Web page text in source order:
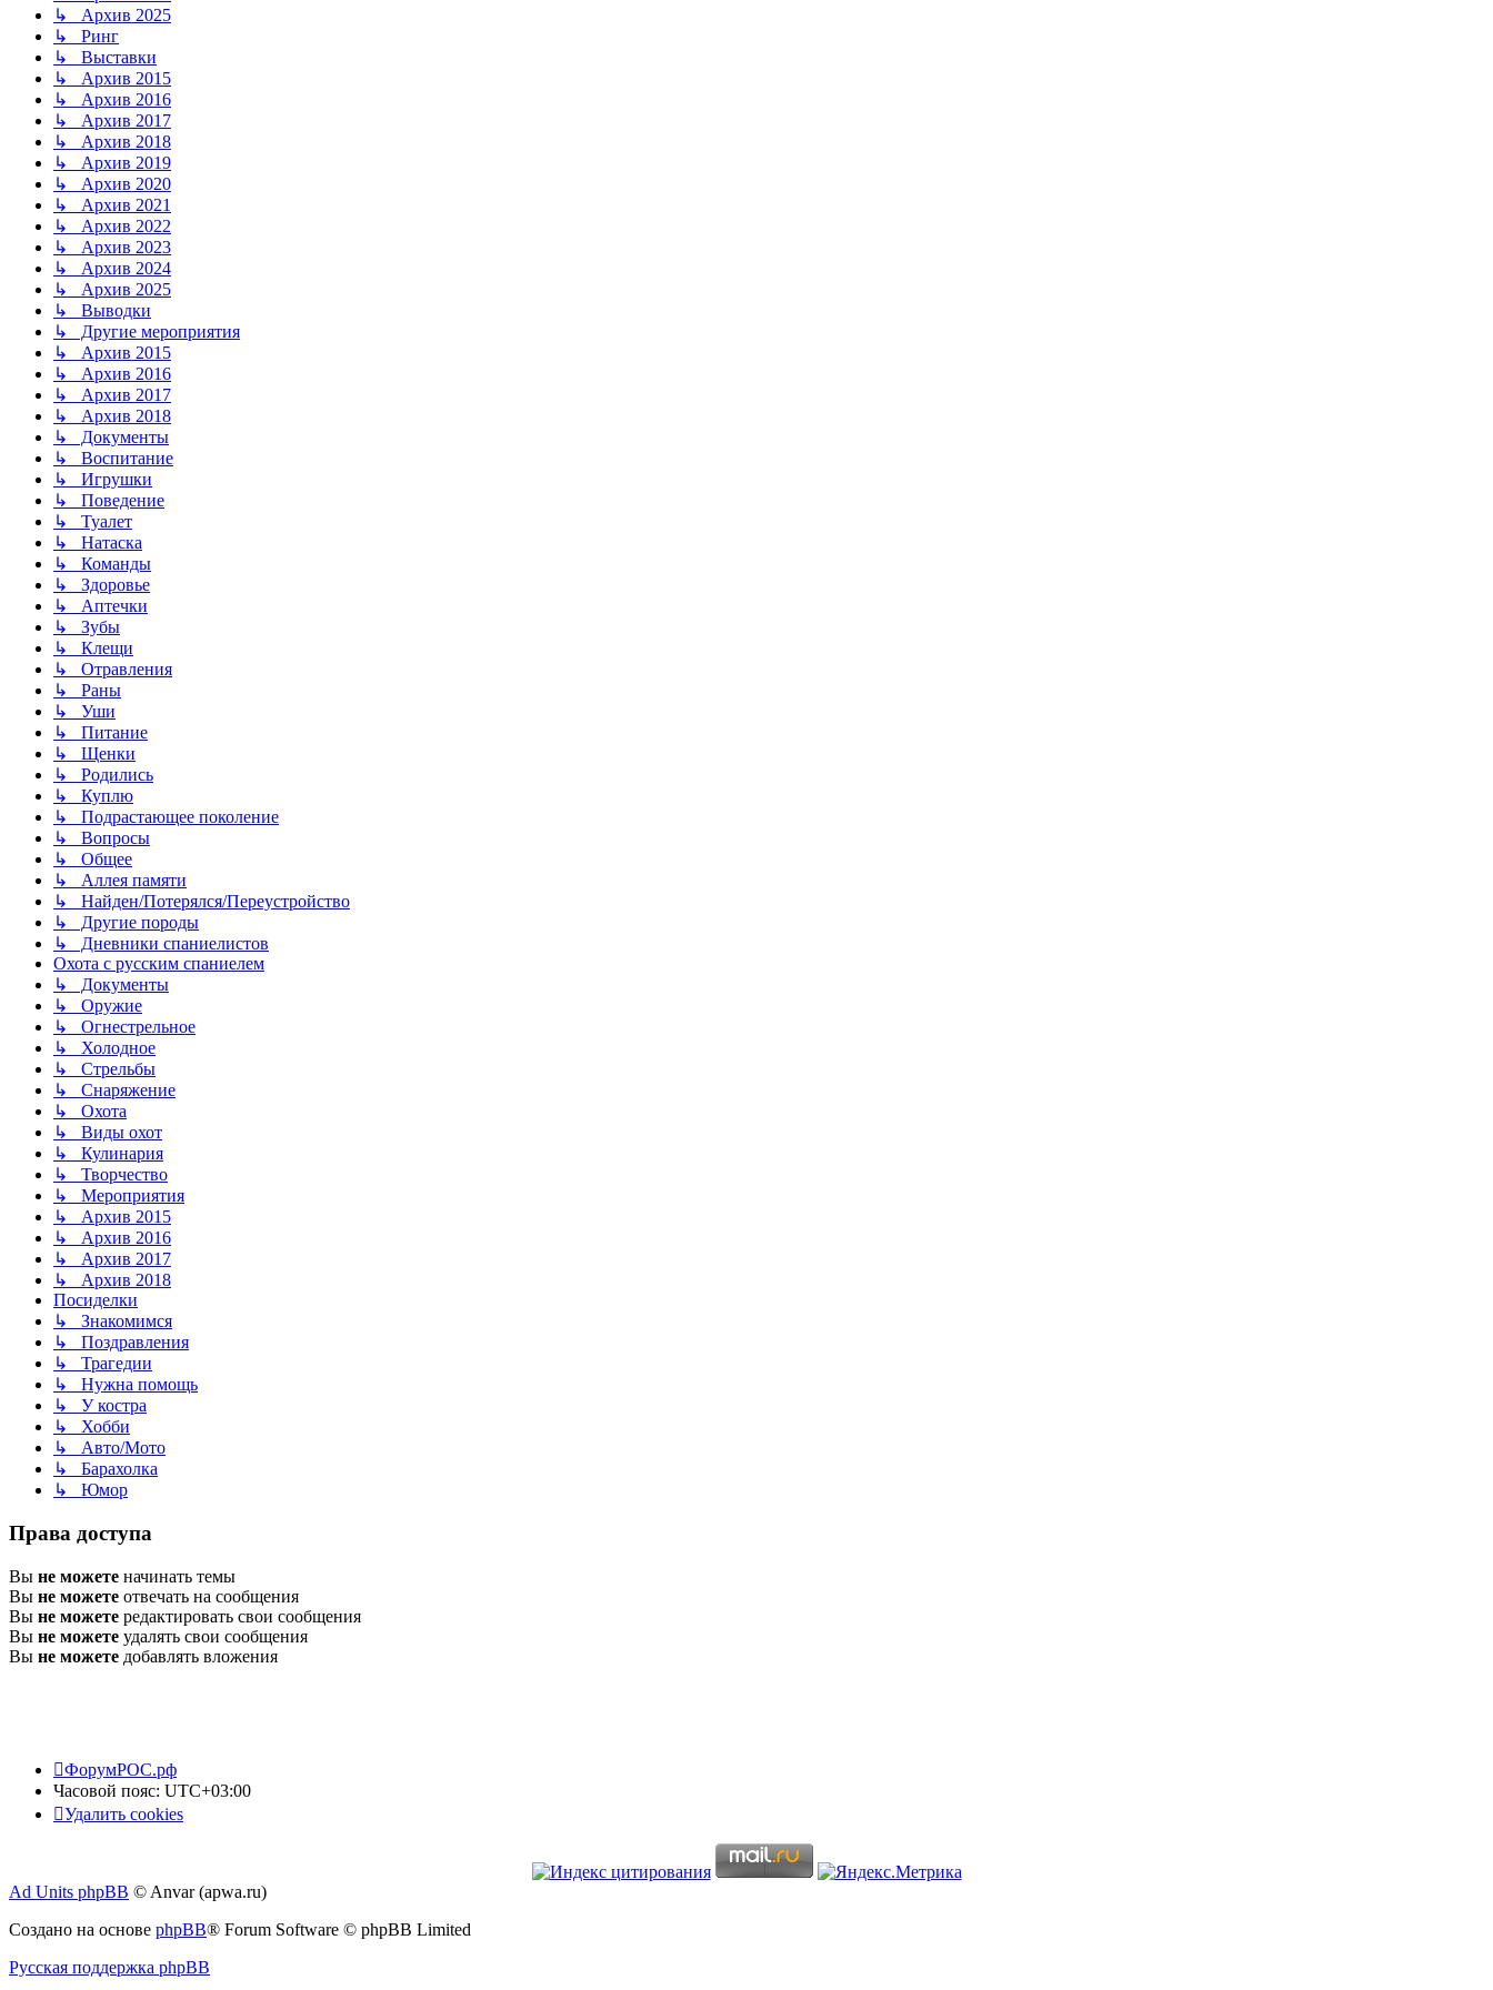
↳ Архив 2025
↳ Ринг
↳ Выставки
↳ Архив 2015
↳ Архив 2016
↳ Архив 2017
↳ Архив 2018
↳ Архив 2019
↳ Архив 2020
↳ Архив 2021
↳ Архив 2022
↳ Архив 2023
↳ Архив 2024
↳ Архив 2025
↳ Выводки
↳ Другие мероприятия
↳ Архив 2015
↳ Архив 2016
↳ Архив 2017
↳ Архив 2018
↳ Документы
↳ Воспитание
↳ Игрушки
↳ Поведение
↳ Туалет
↳ Натаска
↳ Команды
↳ Здоровье
↳ Аптечки
↳ Зубы
↳ Клещи
↳ Отравления
↳ Раны
↳ Уши
↳ Питание
↳ Щенки
↳ Родились
↳ Куплю
↳ Подрастающее поколение
↳ Вопросы
↳ Общее
↳ Аллея памяти
↳ Найден/Потерялся/Переустройство
↳ Другие породы
↳ Дневники спаниелистов
Охота с русским спаниелем
↳ Документы
↳ Оружие
↳ Огнестрельное
↳ Холодное
↳ Стрельбы
↳ Снаряжение
↳ Охота
↳ Виды охот
↳ Кулинария
↳ Творчество
↳ Мероприятия
↳ Архив 2015
↳ Архив 2016
↳ Архив 2017
↳ Архив 2018
Посиделки
↳ Знакомимся
↳ Поздравления
↳ Трагедии
↳ Нужна помощь
↳ У костра
↳ Хобби
↳ Авто/Мото
↳ Барахолка
↳ Юмор
Права доступа
Вы не можете начинать темы
Вы не можете отвечать на сообщения
Вы не можете редактировать свои сообщения
Вы не можете удалять свои сообщения
Вы не можете добавлять вложения
ФорумРОС.рф
Часовой пояс: UTC+03:00
Удалить cookies
Ad Units phpBB © Anvar (apwa.ru)
Создано на основе phpBB® Forum Software © phpBB Limited
Русская поддержка phpBB